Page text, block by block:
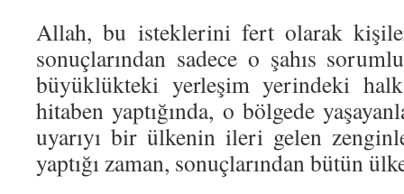
Allah, bu isteklerini fert olarak
sonuçlarından sadece o şahıs
büyüklükteki yerleşim yerindeki
hitaben yaptığında, o bölgede
uyarıyı bir ülkenin ileri gelen
yaptığı zaman, sonuçlarından bütün